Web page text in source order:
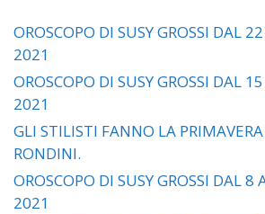
OROSCOPO DI SUSY GROSSI DAL
2021
OROSCOPO DI SUSY GROSSI DAL
2021
GLI STILISTI FANNO LA
RONDINI.
OROSCOPO DI SUSY GROSSI DAL 8
2021